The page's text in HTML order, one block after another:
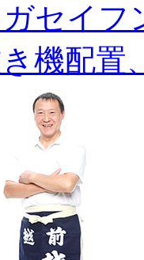
セイフ
機配置